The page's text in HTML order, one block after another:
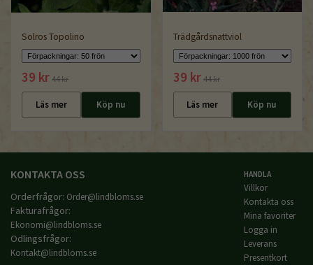
Solros Topolino
39 kr 44 kr
Läs mer Köp nu
Trädgårdsnattviol
39 kr 44 kr
Läs mer Köp nu
KONTAKTA OSS
Orderfrågor: Order@lindbloms.se
Fakturafrågor:
Ekonomi@lindbloms.se
Odlingsfrågor:
Kontakt@lindbloms.se
HANDLA
Villkor
Kontakta oss
Mina favoriter
Logga in
Leverans
Presentkort